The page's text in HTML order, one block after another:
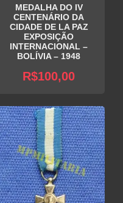
MEDALHA DO IV
CENTENÁRIO DA
CIDADE DE LA PAZ
EXPOSIÇÃO
INTERNACIONAL –
BOLÍVIA – 1948
R$100,00